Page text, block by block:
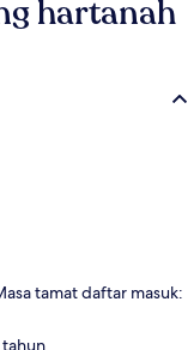
hartanah
tamat daftar masuk:
tahun